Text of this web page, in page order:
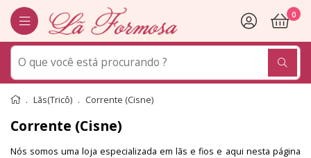
0
Lãs(Tricô) Corrente (Cisne)
Corrente (Cisne)
Nós somos uma loja especializada em lãs e fios e aqui nesta página